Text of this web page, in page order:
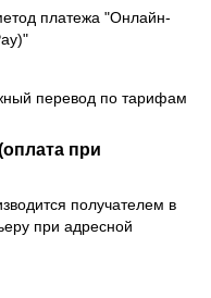
платежа "Онлайн-
перевод по тарифам
при
получателем в
при адресной